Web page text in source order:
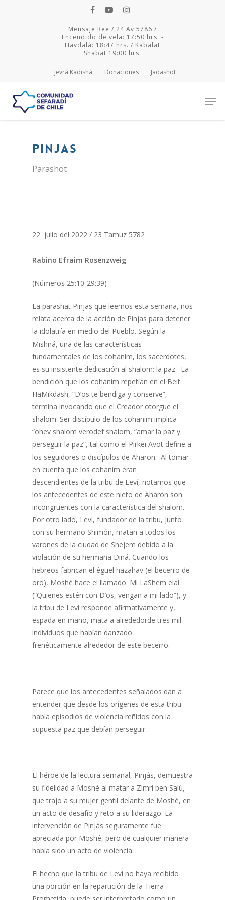
Mensaje Ree / 24 Av 5786 /
Encendido de vela: 17:50 hrs. -
Havdalá: 18:47 hrs. / Kabalat
Shabat 19:00 hrs.
Jevrá Kadishá Donaciones Jadashot
Hit enter to search or ESC to close
Pinjas
Parashot
22 julio del 2022 / 23 Tamuz 5782
Rabino Efraim Rosenzweig
(Números 25:10-29:39)
La parashat Pinjas que leemos esta semana, nos
relata acerca de la acción de Pinjas para detener
la idolatría en medio del Pueblo. Según la
Mishná, una de las características
fundamentales de los cohanim, los sacerdotes,
es su insistente dedicación al shalom: la paz. La
bendición que los cohanim repetían en el Beit
HaMikdash, “D’os te bendiga y conserve”,
termina invocando que el Creador otorgue el
shalom. Ser discípulo de los cohanim implica
“ohev shalom verodef shalom, “amar la paz y
perseguir la paz”, tal como el Pirkei Avot define a
los seguidores o discípulos de Aharon. Al tomar
en cuenta que los cohanim eran
descendientes de la tribu de Leví, notamos que
los antecedentes de este nieto de Aharón son
incongruentes con la característica del shalom.
Por otro lado, Leví, fundador de la tribu, junto
con su hermano Shimón, matan a todos los
varones de la ciudad de Shejem debido a la
violación de su hermana Diná. Cuando los
hebreos fabrican el éguel hazahav (el becerro de
oro), Moshé hace el llamado: Mi LaShem elai
(“Quienes estén con D’os, vengan a mi lado”), y
la tribu de Leví responde afirmativamente y,
espada en mano, mata a alrededorde tres mil
individuos que habían danzado
frenéticamente alrededor de este becerro.
Parece que los antecedentes señalados dan a
entender que desde los orígenes de esta tribu
había episodios de violencia reñidos con la
supuesta paz que debían perseguir.
El héroe de la lectura semanal, Pinjás, demuestra
su fidelidad a Moshé al matar a Zimrí ben Salú,
que trajo a su mujer gentil delante de Moshé, en
un acto de desafío y reto a su liderazgo. La
intervención de Pinjás seguramente fue
apreciada por Moshé, pero de cualquier manera
había sido un acto de violencia.
El hecho que la tribu de Leví no haya recibido
una porción en la repartición de la Tierra